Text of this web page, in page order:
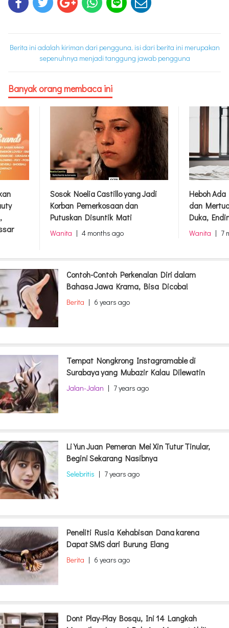
Berita ini adalah kiriman dari pengguna, isi dari berita ini merupakan
sepenuhnya menjadi tanggung jawab pengguna
Banyak orang membaca ini
Sosok Noelia Castillo yang Jadi
Korban Pemerkosaan dan
Putuskan Disuntik Mati
Wanita | 4 months ago
Heboh
dan
Duka,
Wanita | 7
Contoh-Contoh Perkenalan Diri dalam
Bahasa Jawa Krama, Bisa Dicoba!
Berita | 6 years ago
Tempat Nongkrong Instagramable di
Surabaya yang Mubazir Kalau Dilewatin
Jalan-Jalan | 7 years ago
Li Yun Juan Pemeran Mei Xin Tutur Tinular,
Begini Sekarang Nasibnya
Selebritis | 7 years ago
Peneliti Rusia Kehabisan Dana karena
Dapat SMS dari Burung Elang
Berita | 6 years ago
Dont Play-Play Bosqu, Ini 14 Langkah